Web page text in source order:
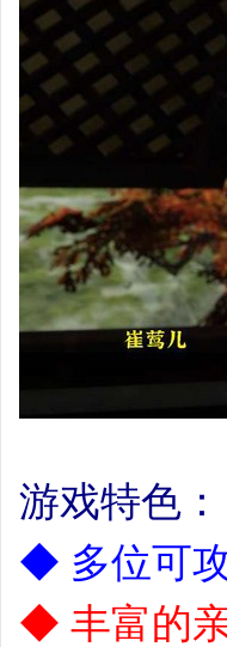
游戏特色：
◆ 多位可
◆ 丰富的